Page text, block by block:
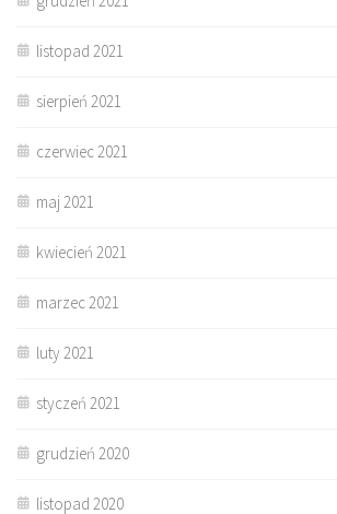
listopad 2021
sierpień 2021
czerwiec 2021
maj 2021
kwiecień 2021
marzec 2021
luty 2021
styczeń 2021
grudzień 2020
listopad 2020